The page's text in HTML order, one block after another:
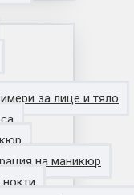
за лице и тяло
на маникюр